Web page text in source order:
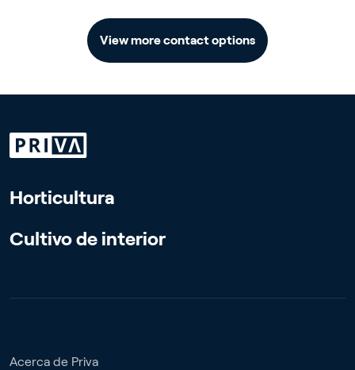
View more contact options
Horticultura
Cultivo de interior
Acerca de Priva